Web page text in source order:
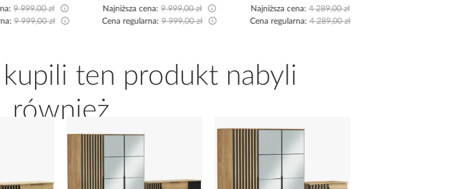
zł
zł
Najniższa cena:9 999,00 zł
Cena regularna:9 999,00 zł
Najniższa cena:4 289,00 zł
Cena regularna:4 289,00 zł
ten produkt nabyli
również